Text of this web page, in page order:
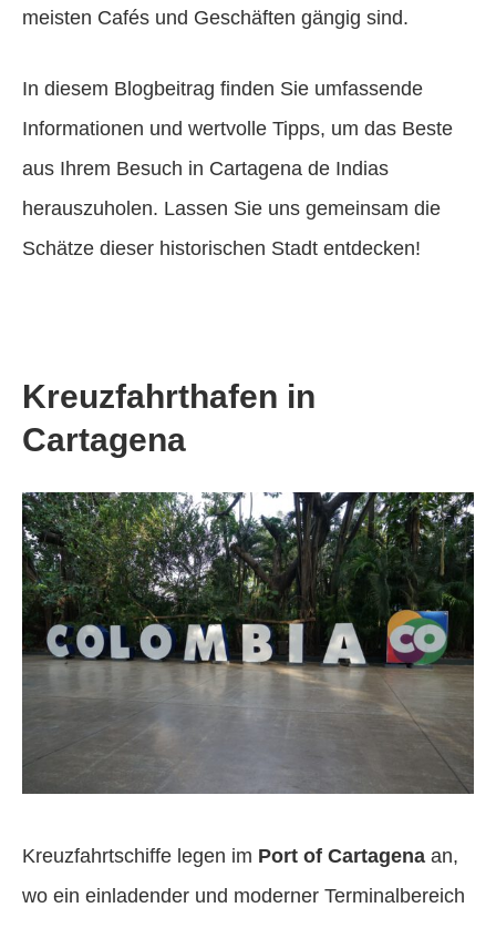
meisten Cafés und Geschäften gängig sind.
In diesem Blogbeitrag finden Sie umfassende
Informationen und wertvolle Tipps, um das Beste
aus Ihrem Besuch in Cartagena de Indias
herauszuholen. Lassen Sie uns gemeinsam die
Schätze dieser historischen Stadt entdecken!
Kreuzfahrthafen in
Cartagena
Kreuzfahrtschiffe legen im Port of Cartagena an,
wo ein einladender und moderner Terminalbereich